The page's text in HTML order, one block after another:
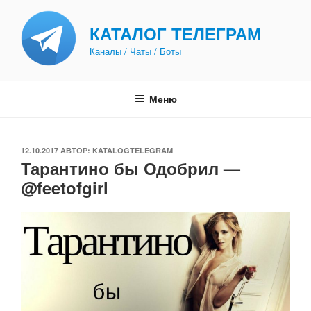
содержимому
КАТАЛОГ ТЕЛЕГРАМ
Каналы / Чаты / Боты
Меню
ОПУБЛИКОВАНО
12.10.2017 АВТОР: KATALOGTELEGRAM
Тарантино бы Одобрил —
@feetofgirl